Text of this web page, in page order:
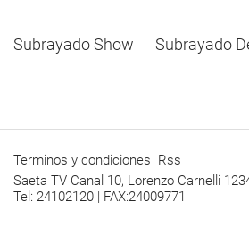
Subrayado Show Subrayado
Terminos y condiciones Rss
Saeta TV Canal 10, Lorenzo Carnelli
Tel: 24102120 | FAX:24009771